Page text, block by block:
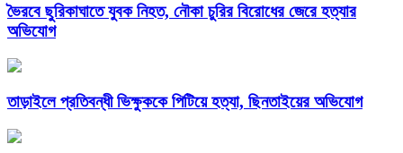
ভৈরবে ছুরিকাঘাতে যুবক নিহত, নৌকা চুরির বিরোধের জেরে হত্যার
অভিযোগ
তাড়াইলে প্রতিবন্ধী ভিক্ষুককে পিটিয়ে হত্যা, ছিনতাইয়ের অভিযোগ